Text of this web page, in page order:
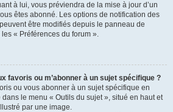
à lui, vous préviendra de la mise à jour d’un
êtes abonné. Les options de notification des
être modifiés depuis le panneau de
« Préférences du forum ».
favoris ou m’abonner à un sujet spécifique ?
ou vous abonner à un sujet spécifique en
le menu « Outils du sujet », situé en haut et
par une image.